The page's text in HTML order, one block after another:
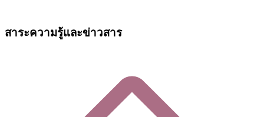
สาระความรู้และข่าวสาร